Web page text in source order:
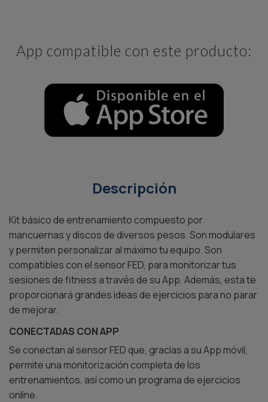
App compatible con este producto:
Descripción
Kit básico de entrenamiento compuesto por
mancuernas y discos de diversos pesos. Son modulares
y permiten personalizar al máximo tu equipo. Son
compatibles con el sensor FED, para monitorizar tus
sesiones de fitness a través de su App. Además, esta te
proporcionará grandes ideas de ejercicios para no parar
de mejorar.
CONECTADAS CON APP
Se conectan al sensor FED que, gracias a su App móvil,
permite una monitorización completa de los
entrenamientos, así como un programa de ejercicios
online.